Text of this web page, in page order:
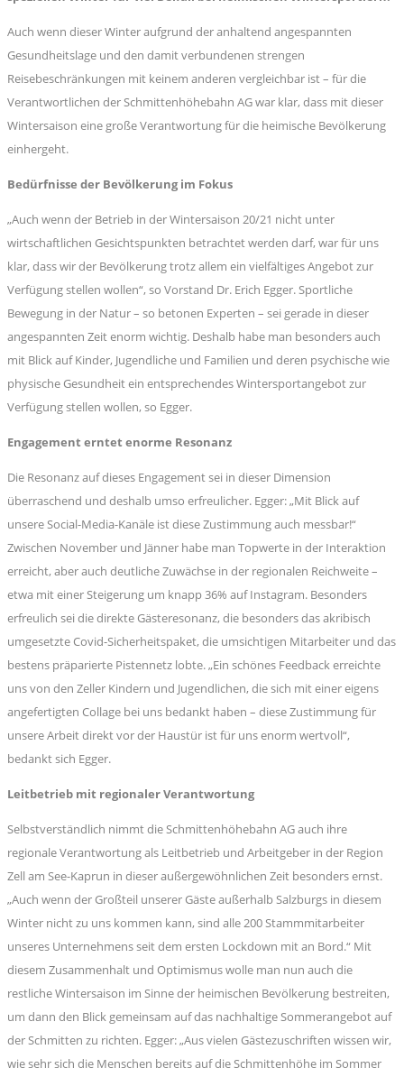
Auch wenn dieser Winter aufgrund der anhaltend angespannten
Gesundheitslage und den damit verbundenen strengen
Reisebeschränkungen mit keinem anderen vergleichbar ist – für die
Verantwortlichen der Schmittenhöhebahn AG war klar, dass mit dieser
Wintersaison eine große Verantwortung für die heimische Bevölkerung
einhergeht.
Bedürfnisse der Bevölkerung im Fokus
„Auch wenn der Betrieb in der Wintersaison 20/21 nicht unter
wirtschaftlichen Gesichtspunkten betrachtet werden darf, war für uns
klar, dass wir der Bevölkerung trotz allem ein vielfältiges Angebot zur
Verfügung stellen wollen“, so Vorstand Dr. Erich Egger. Sportliche
Bewegung in der Natur – so betonen Experten – sei gerade in dieser
angespannten Zeit enorm wichtig. Deshalb habe man besonders auch
mit Blick auf Kinder, Jugendliche und Familien und deren psychische wie
physische Gesundheit ein entsprechendes Wintersportangebot zur
Verfügung stellen wollen, so Egger.
Engagement erntet enorme Resonanz
Die Resonanz auf dieses Engagement sei in dieser Dimension
überraschend und deshalb umso erfreulicher. Egger: „Mit Blick auf
unsere Social-Media-Kanäle ist diese Zustimmung auch messbar!“
Zwischen November und Jänner habe man Topwerte in der Interaktion
erreicht, aber auch deutliche Zuwächse in der regionalen Reichweite –
etwa mit einer Steigerung um knapp 36% auf Instagram. Besonders
erfreulich sei die direkte Gästeresonanz, die besonders das akribisch
umgesetzte Covid-Sicherheitspaket, die umsichtigen Mitarbeiter und das
bestens präparierte Pistennetz lobte. „Ein schönes Feedback erreichte
uns von den Zeller Kindern und Jugendlichen, die sich mit einer eigens
angefertigten Collage bei uns bedankt haben – diese Zustimmung für
unsere Arbeit direkt vor der Haustür ist für uns enorm wertvoll“,
bedankt sich Egger.
Leitbetrieb mit regionaler Verantwortung
Selbstverständlich nimmt die Schmittenhöhebahn AG auch ihre
regionale Verantwortung als Leitbetrieb und Arbeitgeber in der Region
Zell am See-Kaprun in dieser außergewöhnlichen Zeit besonders ernst.
„Auch wenn der Großteil unserer Gäste außerhalb Salzburgs in diesem
Winter nicht zu uns kommen kann, sind alle 200 Stammmitarbeiter
unseres Unternehmens seit dem ersten Lockdown mit an Bord.“ Mit
diesem Zusammenhalt und Optimismus wolle man nun auch die
restliche Wintersaison im Sinne der heimischen Bevölkerung bestreiten,
um dann den Blick gemeinsam auf das nachhaltige Sommerangebot auf
der Schmitten zu richten. Egger: „Aus vielen Gästezuschriften wissen wir,
wie sehr sich die Menschen bereits auf die Schmittenhöhe im Sommer